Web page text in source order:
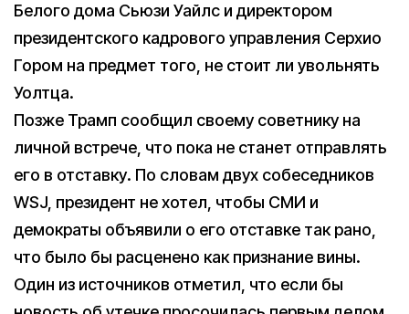
Белого дома Сьюзи Уайлс и директором
президентского кадрового управления Серхио
Гором на предмет того, не стоит ли увольнять
Уолтца.
Позже Трамп сообщил своему советнику на
личной встрече, что пока не станет отправлять
его в отставку. По словам двух собеседников
WSJ, президент не хотел, чтобы СМИ и
демократы объявили о его отставке так рано,
что было бы расценено как признание вины.
Один из источников отметил, что если бы